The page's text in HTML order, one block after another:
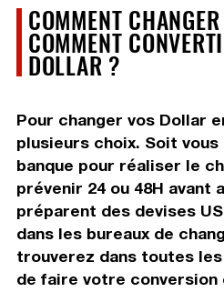
COMMENT
COMMENT
DOLLAR ?
Pour changer vos Dollar
plusieurs choix. Soit
banque pour réaliser le
prévenir 24 ou 48H avant
préparent des devises
dans les bureaux de
trouverez dans toutes
de faire votre conversion